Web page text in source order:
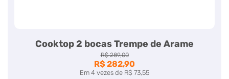
Cooktop 2 bocas Trempe de Arame
R$ 289,00
R$ 282,90
Em 4 vezes de R$ 73,55